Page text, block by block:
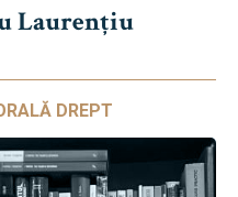
Laurențiu
DREPT